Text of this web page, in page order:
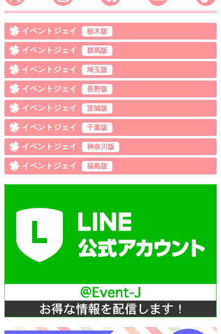
イベントジェイ 栃木版
イベントジェイ 群馬版
イベントジェイ 埼玉版
イベントジェイ 長野版
イベントジェイ 茨城版
イベントジェイ 千葉版
イベントジェイ 神奈川版
イベントジェイ 福島版